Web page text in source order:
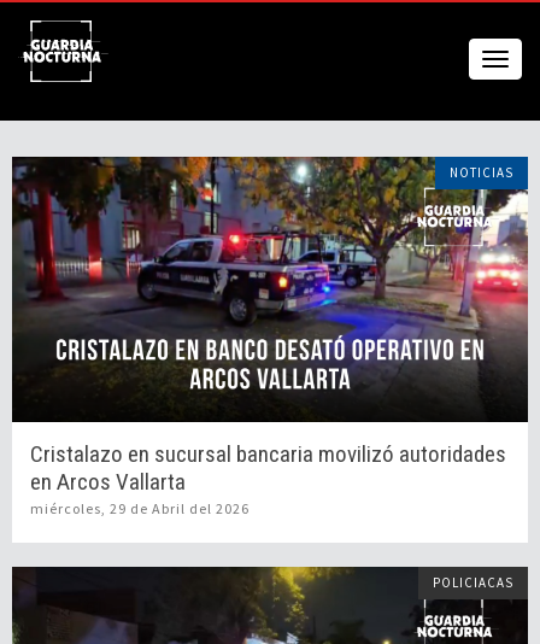
NOTICIAS
Cristalazo en sucursal bancaria movilizó autoridades
en Arcos Vallarta
miércoles, 29 de Abril del 2026
POLICIACAS